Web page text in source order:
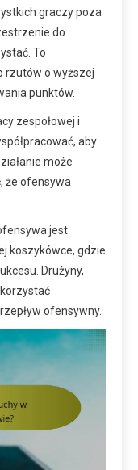
graczy poza
do
To
rzutów o wyższej
punktów.
zespołowej i
aby
może
że ofensywa
jest
koszykówce, gdzie
Drużyny,
ofensywny.